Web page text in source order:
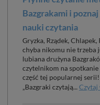
Bazgrakami i
nauki czytania
Gryzka, Rządek,
chyba nikomu nie trzeba
lubiana drużyna
czytelnikom na spotkanie
część tej popularnej
„Bazgraki czytają... Czytaj